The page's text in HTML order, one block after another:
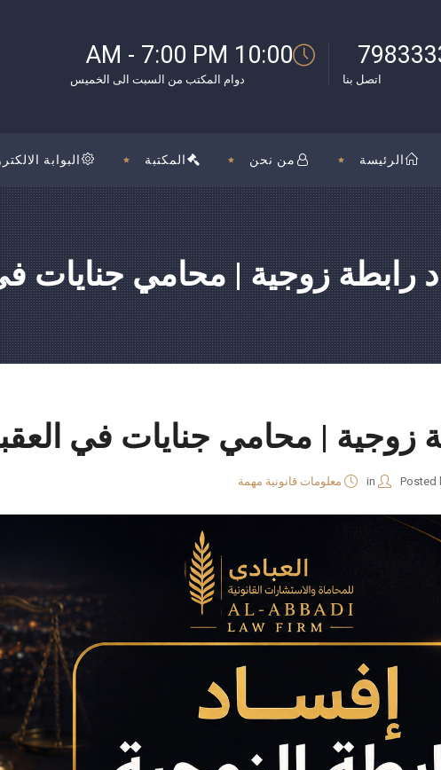
10:00 AM - 7:00 PM
دوام المكتب من السبت الى الخميس اتصل بنا
البوابة المكتبة من نحن الرئيسة
رابطة زوجية | محامي جنايات
زوجية | محامي جنايات في
Posted
in معلومات قانونية مهمة